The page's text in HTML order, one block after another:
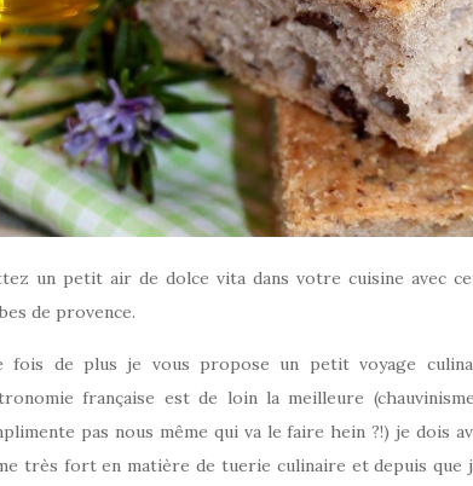
un petit air de dolce vita dans votre cuisine avec
de provence.
fois de plus je vous propose un petit voyage
française est de loin la meilleure
pas nous même qui va le faire hein ?!) je dois
très fort en matière de tuerie culinaire et depuis que